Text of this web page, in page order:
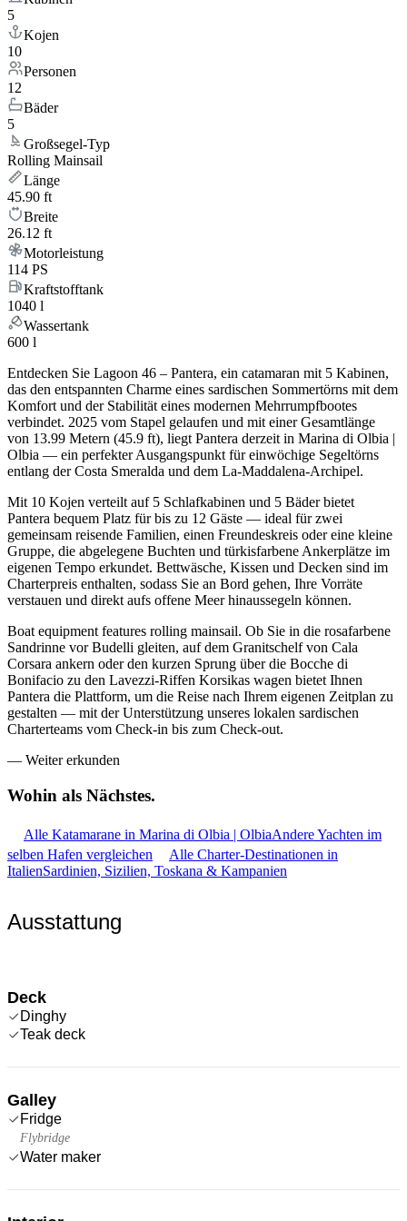
5
Kojen
10
Personen
12
Bäder
5
Großsegel-Typ
Rolling Mainsail
Länge
45.90 ft
Breite
26.12 ft
Motorleistung
114 PS
Kraftstofftank
1040 l
Wassertank
600 l
Entdecken Sie Lagoon 46 – Pantera, ein catamaran mit 5 Kabinen,
das den entspannten Charme eines sardischen Sommertörns mit dem
Komfort und der Stabilität eines modernen Mehrrumpfbootes
verbindet. 2025 vom Stapel gelaufen und mit einer Gesamtlänge
von 13.99 Metern (45.9 ft), liegt Pantera derzeit in Marina di Olbia |
Olbia — ein perfekter Ausgangspunkt für einwöchige Segeltörns
entlang der Costa Smeralda und dem La-Maddalena-Archipel.
Mit 10 Kojen verteilt auf 5 Schlafkabinen und 5 Bäder bietet
Pantera bequem Platz für bis zu 12 Gäste — ideal für zwei
gemeinsam reisende Familien, einen Freundeskreis oder eine kleine
Gruppe, die abgelegene Buchten und türkisfarbene Ankerplätze im
eigenen Tempo erkundet. Bettwäsche, Kissen und Decken sind im
Charterpreis enthalten, sodass Sie an Bord gehen, Ihre Vorräte
verstauen und direkt aufs offene Meer hinaussegeln können.
Boat equipment features rolling mainsail. Ob Sie in die rosafarbene
Sandrinne vor Budelli gleiten, auf dem Granitschelf von Cala
Corsara ankern oder den kurzen Sprung über die Bocche di
Bonifacio zu den Lavezzi-Riffen Korsikas wagen bietet Ihnen
Pantera die Plattform, um die Reise nach Ihrem eigenen Zeitplan zu
gestalten — mit der Unterstützung unseres lokalen sardischen
Charterteams vom Check-in bis zum Check-out.
— Weiter erkunden
Wohin als Nächstes.
Alle Katamarane in Marina di Olbia | OlbiaAndere Yachten im
selben Hafen vergleichen
Alle Charter-Destinationen in
ItalienSardinien, Sizilien, Toskana & Kampanien
Ausstattung
Deck
Dinghy
Teak deck
Galley
Fridge
Flybridge
Water maker